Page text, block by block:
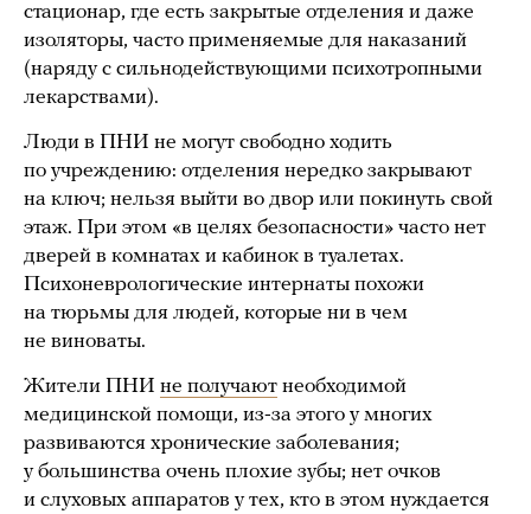
стационар, где есть закрытые отделения и даже
изоляторы, часто применяемые для наказаний
(наряду с сильнодействующими психотропными
лекарствами).
Люди в ПНИ не могут свободно ходить
по учреждению: отделения нередко закрывают
на ключ; нельзя выйти во двор или покинуть свой
этаж. При этом «в целях безопасности» часто нет
дверей в комнатах и кабинок в туалетах.
Психоневрологические интернаты похожи
на тюрьмы для людей, которые ни в чем
не виноваты.
Жители ПНИ не получают необходимой
медицинской помощи, из-за этого у многих
развиваются хронические заболевания;
у большинства очень плохие зубы; нет очков
и слуховых аппаратов у тех, кто в этом нуждается